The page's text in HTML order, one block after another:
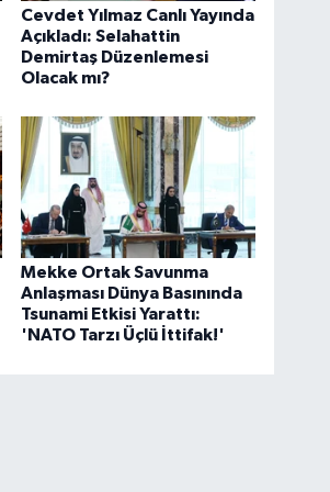
Cevdet Yılmaz Canlı Yayında
Açıkladı: Selahattin
Demirtaş Düzenlemesi
Olacak mı?
Mekke Ortak Savunma
Anlaşması Dünya Basınında
Tsunami Etkisi Yarattı:
'NATO Tarzı Üçlü İttifak!'